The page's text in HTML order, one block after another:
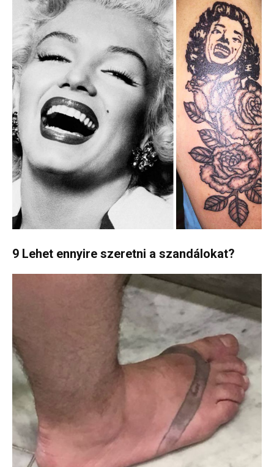
9 Lehet ennyire szeretni a szandálokat?